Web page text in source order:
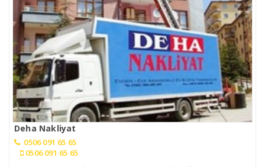
Deha Nakliyat
0506 091 65 65
0506 091 65 65